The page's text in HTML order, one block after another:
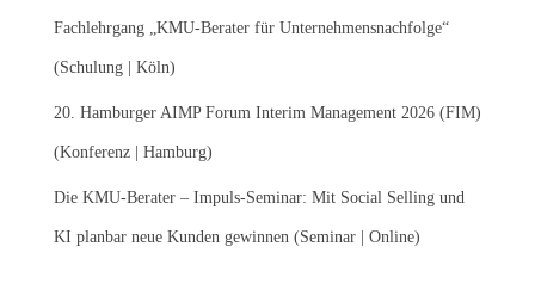
Fachlehrgang „KMU-Berater für Unternehmensnachfolge“
(Schulung | Köln)
20. Hamburger AIMP Forum Interim Management 2026 (FIM)
(Konferenz | Hamburg)
Die KMU-Berater – Impuls-Seminar: Mit Social Selling und
KI planbar neue Kunden gewinnen (Seminar | Online)